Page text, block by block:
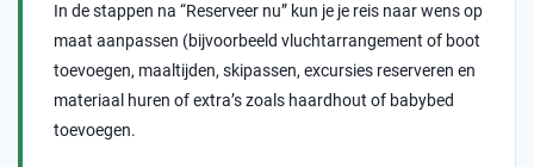
In de stappen na “Reserveer nu” kun je je reis naar wens op
maat aanpassen (bijvoorbeeld vluchtarrangement of boot
toevoegen, maaltijden, skipassen, excursies reserveren en
materiaal huren of extra’s zoals haardhout of babybed
toevoegen.